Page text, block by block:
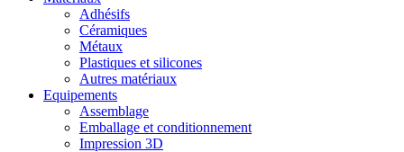
Adhésifs
Céramiques
Métaux
Plastiques et silicones
Autres matériaux
Equipements
Assemblage
Emballage et conditionnement
Impression 3D